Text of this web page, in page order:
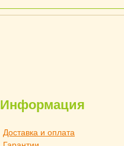
Информация
Доставка и оплата